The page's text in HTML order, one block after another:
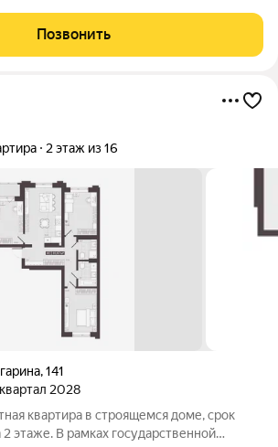
жизни находится рядом, а
Позвонить
2 этаж из 16
,141
квартал 2028
квартира в строящемся доме, срок
этаже. В рамках государственной